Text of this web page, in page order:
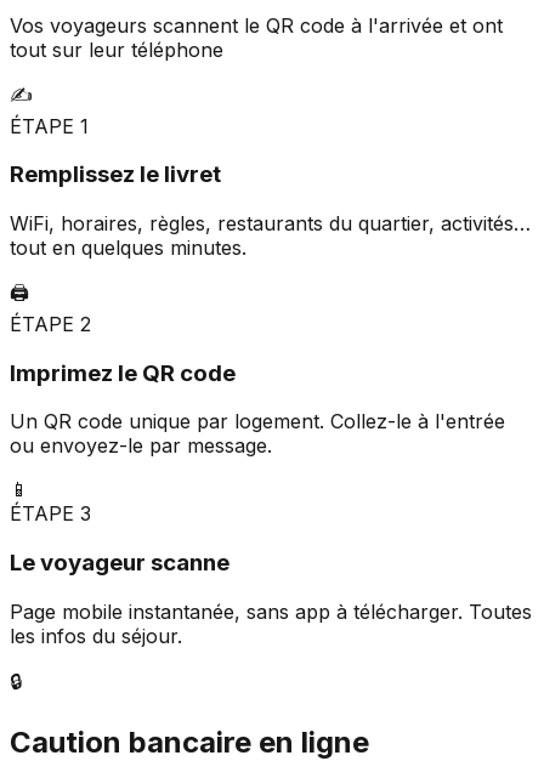
Vos voyageurs scannent le QR code à l'arrivée et ont
tout sur leur téléphone
✍️
ÉTAPE 1
Remplissez le livret
WiFi, horaires, règles, restaurants du quartier, activités…
tout en quelques minutes.
🖨️
ÉTAPE 2
Imprimez le QR code
Un QR code unique par logement. Collez-le à l'entrée
ou envoyez-le par message.
📱
ÉTAPE 3
Le voyageur scanne
Page mobile instantanée, sans app à télécharger. Toutes
les infos du séjour.
🔒
Caution bancaire en ligne